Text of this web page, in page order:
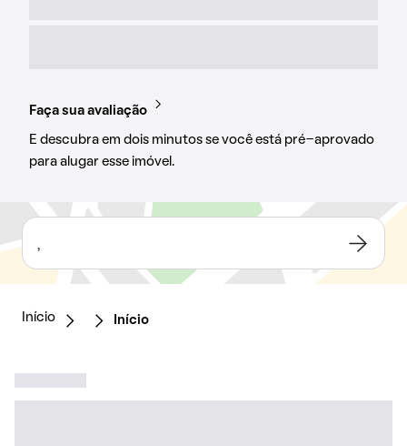
Faça sua avaliação
E descubra em dois minutos se você está pré-aprovado
para alugar esse imóvel.
,
Início Início